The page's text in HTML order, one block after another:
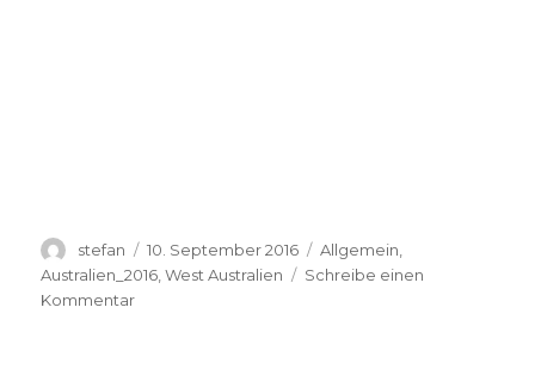
Autor
stefan
Veröffentlicht
am
10. September 2016 Kategorien
Allgemein
Australien_2016 ,West Australien
Schreibe einen
Kommentarzu